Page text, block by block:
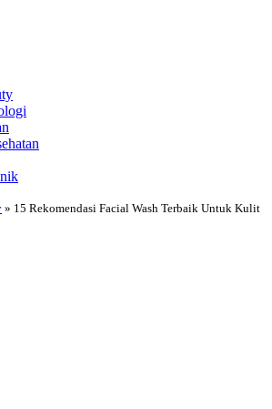
» 15 Rekomendasi Facial Wash Terbaik Untuk Kulit